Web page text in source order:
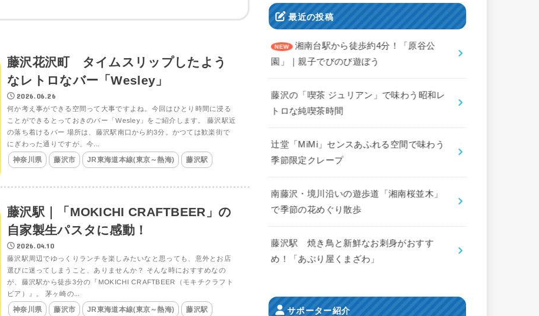
藤沢花沢町 タイムスリップしたよう
なレトロなバー「Wesley」
2026.06.26
何か考え事ができる空間って大事ですよね。今回はひとり時間に浸る
ことができるとっておきのバー「Wesley」をご紹介します。 藤沢駅近
の落ち着けるバー 場所は、藤沢駅南口から約3分。かつては歓楽街で
にぎわった通りですが、今...
神奈川県 藤沢市 JR東海道本線(東京～熱海) 藤沢駅
藤沢駅｜「MOKICHI CRAFTBEER」の
自家製生パスタに感動！
2026.04.10
藤沢駅周辺でゆっくりランチを楽しみたいなと思っても、意外とお店
選びに迷ってしまうこと、ありませんか？ そんな時におすすめなの
が、藤沢駅から徒歩3分の『MOKICHI CRAFTBEER（モキチクラフト
ビア）』。 茅ヶ崎の...
神奈川県 藤沢市 JR東海道本線(東京～熱海) 藤沢駅
最近の投稿
湘南台駅から徒歩約4分！「原谷公
園」｜親子でびのび遊ぼう
藤沢の「喫茶 ジュリアン」で味わう昭和レ
トロな純喫茶時間
辻堂「MiMi」センスあふれる空間で味わう
季節限定クレープ
南藤沢・境川沿いの遊歩道「湘南桜並木」
で季節の花めぐり散歩
藤沢駅 焼き鳥と新鮮なお刺身がおすす
め！「あぶり屋くまざわ」
サポーター紹介